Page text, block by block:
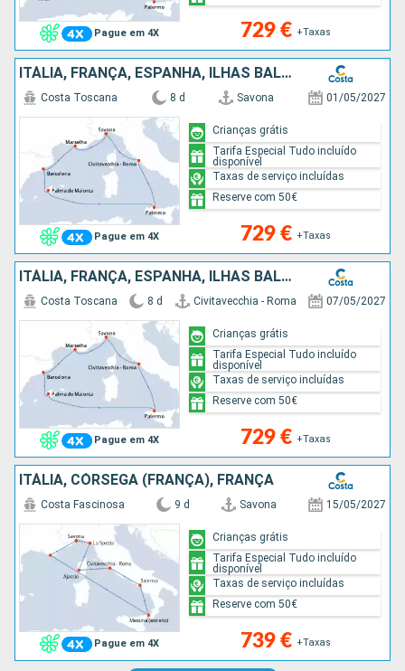
Pague em 4X 729 € +Taxas
ITÁLIA, FRANÇA, ESPANHA, ILHAS BALEARES
Pague em 4X
Costa Toscana 8 d Savona 01/05/2027
729 € +Taxas
Crianças grátis
Tarifa Especial Tudo incluído
disponível
Taxas de serviço incluídas
Reserve com 50€
ITÁLIA, FRANÇA, ESPANHA, ILHAS BALEARES
Pague em 4X
Costa Toscana 8 d Civitavecchia - Roma 07/05/2027
729 € +Taxas
Crianças grátis
Tarifa Especial Tudo incluído
disponível
Taxas de serviço incluídas
Reserve com 50€
ITÁLIA, CÓRSEGA (FRANÇA), FRANÇA
Pague em 4X
Costa Fascinosa 9 d Savona 15/05/2027
739 € +Taxas
Crianças grátis
Tarifa Especial Tudo incluído
disponível
Taxas de serviço incluídas
Reserve com 50€